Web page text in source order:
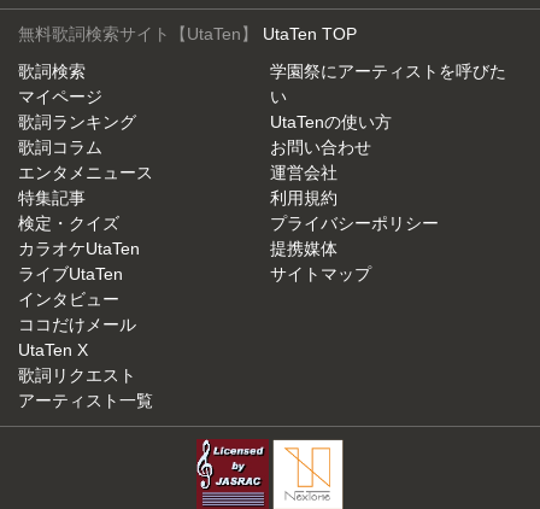
無料歌詞検索サイト【UtaTen】 UtaTen TOP
歌詞検索
マイページ
歌詞ランキング
歌詞コラム
エンタメニュース
特集記事
検定・クイズ
カラオケUtaTen
ライブUtaTen
インタビュー
ココだけメール
UtaTen X
歌詞リクエスト
アーティスト一覧
学園祭にアーティストを呼びた
い
UtaTenの使い方
お問い合わせ
運営会社
利用規約
プライバシーポリシー
提携媒体
サイトマップ